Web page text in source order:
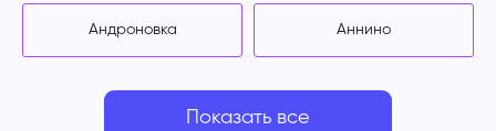
Андроновка Аннино
Показать все